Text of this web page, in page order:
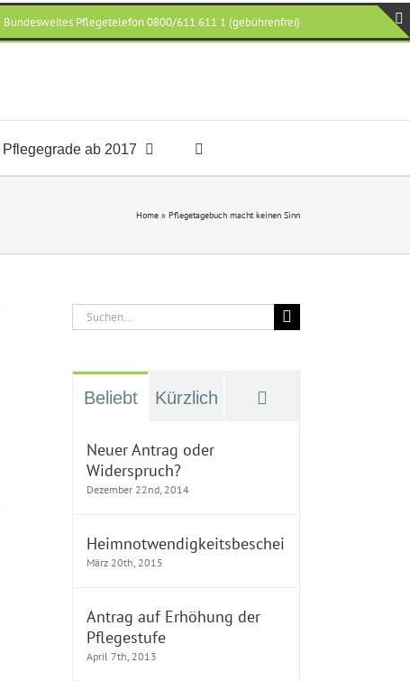
Bundesweites Pflegetelefon 0800/611 611 1 (gebührenfrei)
Pflegegrade ab 2017
Home » Pflegetagebuch macht keinen Sinn
Suche
nach:
Beliebt Kürzlich
Neuer Antrag oder
Widerspruch?
Dezember 22nd, 2014
Heimnotwendigkeitsbescheinigung
März 20th, 2015
Antrag auf Erhöhung der
Pflegestufe
April 7th, 2013